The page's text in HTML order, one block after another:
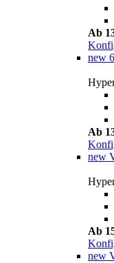
Ab
new
Ab
new
Ab
new